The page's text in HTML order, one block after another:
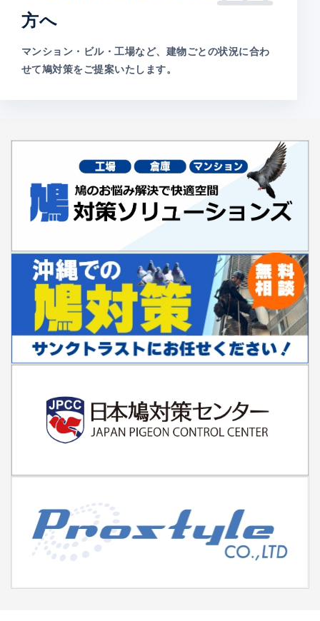
方へ
マンション・ビル・工場など、建物ごとの状況に合わ
せて鳩対策をご提案いたします。